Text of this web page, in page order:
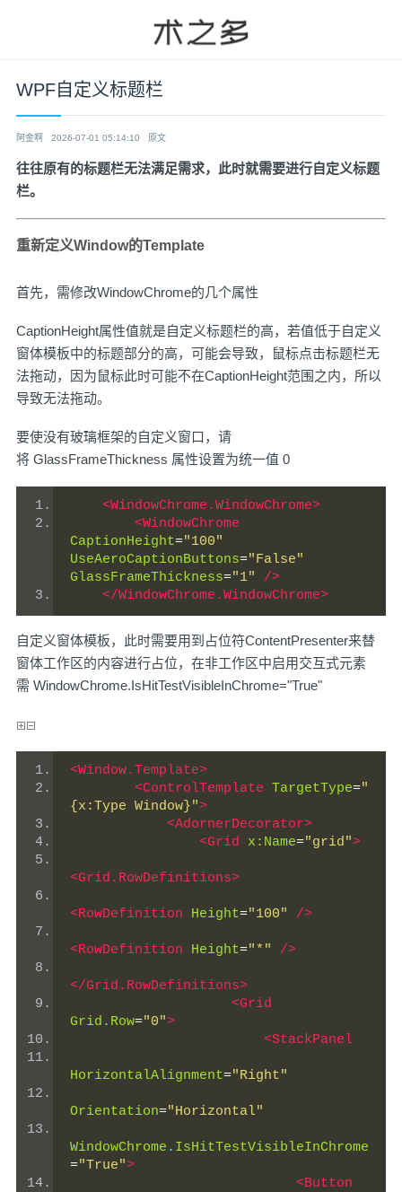
WPF自定义标题栏
阿金啊 2026-07-01 05:14:10 原文
往往原有的标题栏无法满足需求，此时就需要进行自定义标题
栏。
重新定义Window的Template
首先，需修改WindowChrome的几个属性
CaptionHeight属性值就是自定义标题栏的高，若值低于自定义
窗体模板中的标题部分的高，可能会导致，鼠标点击标题栏无
法拖动，因为鼠标此时可能不在CaptionHeight范围之内，所以
导致无法拖动。
要使没有玻璃框架的自定义窗口，请
将 GlassFrameThickness 属性设置为统一值 0
<WindowChrome.WindowChrome>
<WindowChrome
CaptionHeight="100"
UseAeroCaptionButtons="False"
GlassFrameThickness="1"
/>
</WindowChrome.WindowChrome>
自定义窗体模板，此时需要用到占位符ContentPresenter来替
窗体工作区的内容进行占位，在非工作区中启用交互式元素
需 WindowChrome.IsHitTestVisibleInChrome="True"
<Window.Template>
<ControlTemplate TargetType="
{x:Type Window}">
<AdornerDecorator>
<Grid
x:Name="grid">
<Grid.RowDefinitions>
<RowDefinition Height="100" />
<RowDefinition Height="*" />
</Grid.RowDefinitions>
<Grid
Grid . Row="0">
<StackPanel
HorizontalAlignment="Right"
Orientation="Horizontal"
WindowChrome . IsHitTestVisibleInChrome
="True">
<Button